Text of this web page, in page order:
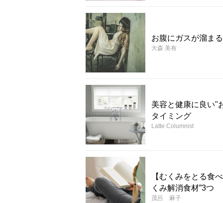
お腹にガスが溜ま
大森 美有
美容と健康に良い"
タイミング
Latte Columnist
【むくみをとる食
くみ解消食材”3つ
茂呂 麻子